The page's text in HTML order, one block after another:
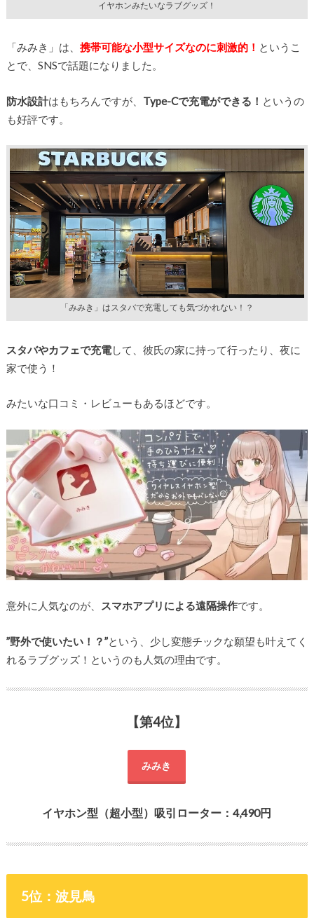
イヤホンみたいなラブグッズ！
「みみき」は、 携帯可能な小型サイズなのに刺激的！ というこ
とで、SNSで話題になりました。
防水設計はもちろんですが、 Type-Cで充電ができる！ というの
も好評です。
「みみき」はスタバで充電しても気づかれない！？
スタバやカフェで充電して、彼氏の家に持って行ったり、夜に
家で使う！
みたいな口コミ・レビューもあるほどです。
意外に人気なのが、 スマホアプリによる遠隔操作です。
”野外で使いたい！？”という、少し変態チックな願望も叶えてく
れるラブグッズ！というのも人気の理由です。
【第4位】
みみき
イヤホン型（超小型）吸引ローター：4,490円
5位：波見鳥